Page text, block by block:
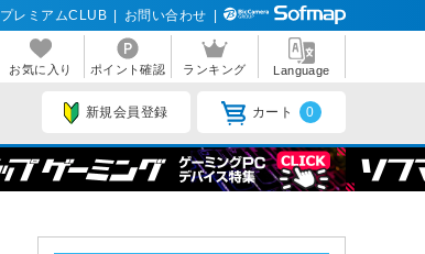
プレミアムCLUB お問い合わせ
お気に入り ポイント確認 ランキング Language
新規会員登録 カート 0